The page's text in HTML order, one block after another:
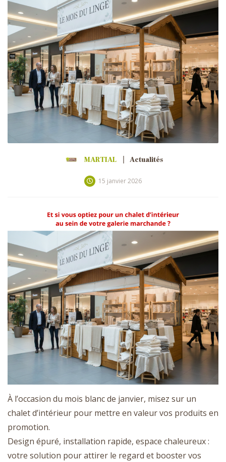
MARTIAL Actualités
15 janvier 2026
À l’occasion du mois blanc de janvier, misez sur un
chalet d’intérieur pour mettre en valeur vos produits en
promotion.
Design épuré, installation rapide, espace chaleureux :
votre solution pour attirer le regard et booster vos